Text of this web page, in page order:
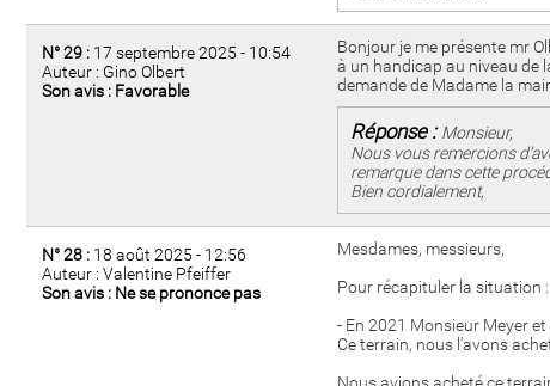
N° 29 : 17 septembre 2025 - 10:54
Auteur : Gino Olbert
Son avis : Favorable
Bonjour je me présente mr
à un handicap au niveau de
demande de Madame la
Réponse :Monsieur,
Nous vous remercions
remarque dans cette
Bien cordialement,
N° 28 : 18 août 2025 - 12:56
Auteur : Valentine Pfeiffer
Son avis : Ne se prononce pas
Mesdames, messieurs,
Pour récapituler la situation :
- En 2021 Monsieur Meyer
Ce terrain, nous l'avons